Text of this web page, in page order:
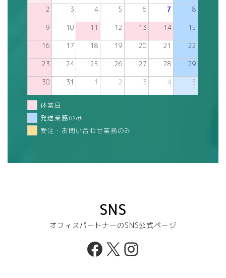
2 3 4 5 6 7 8
9 10 11 12 13 14 15
16 17 18 19 20 21 22
23 24 25 26 27 28 29
30 31 1 2 3 4 5
休業日
発送業務のみ
受注・お問い合わせ業務のみ
SNS
オフィスパートナーのSNS公式ページ
Facebook
X Instagram